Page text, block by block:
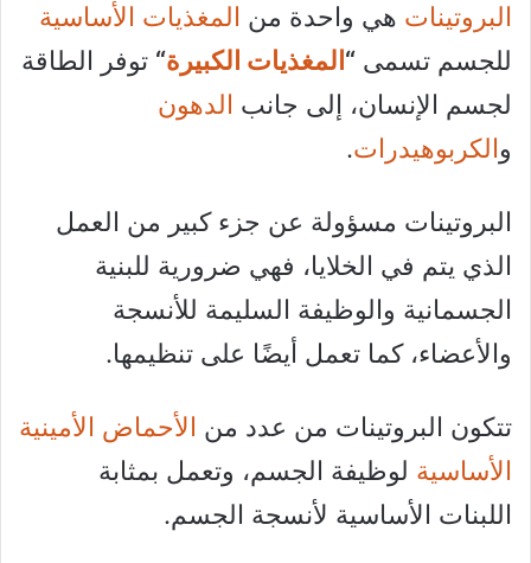
البروتينات هي واحدة من المغذيات الأساسية
للجسم تسمى “ المغذيات الكبيرة“ توفر الطاقة
لجسم الإنسان، إلى جانب الدهون
والكربوهيدرات.
البروتينات مسؤولة عن جزء كبير من العمل
الذي يتم في الخلايا، فهي ضرورية للبنية
الجسمانية والوظيفة السليمة للأنسجة
والأعضاء، كما تعمل أيضًا على تنظيمها.
تتكون البروتينات من عدد من الأحماض الأمينية
الأساسية لوظيفة الجسم، وتعمل بمثابة
اللبنات الأساسية لأنسجة الجسم.